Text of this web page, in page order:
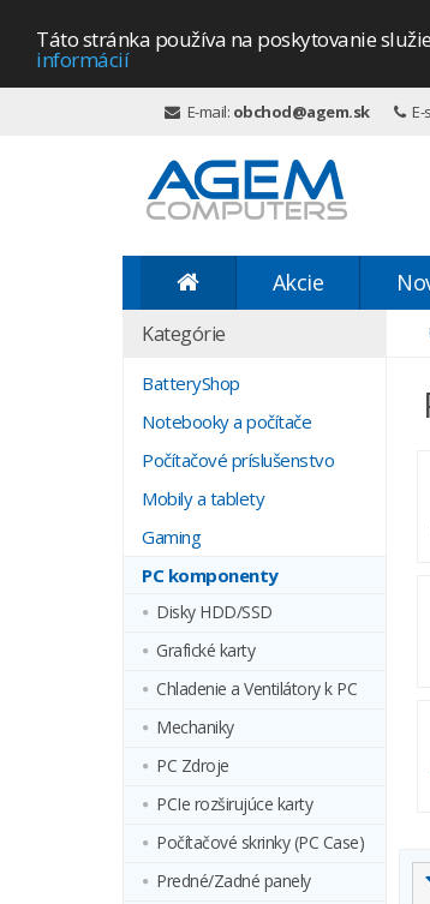
Táto stránka používa na poskytovanie
informácií
E-mail: obchod@agem.sk E-
Akcie
Kategórie
BatteryShop
Notebooky a počítače
Počítačové príslušenstvo
Mobily a tablety
Gaming
PC komponenty
Disky HDD/SSD
Grafické karty
Chladenie a Ventilátory k PC
Mechaniky
PC Zdroje
PCIe rozširujúce karty
Počítačové skrinky (PC Case)
Predné/Zadné panely